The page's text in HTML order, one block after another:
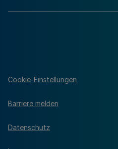
Cookie-Einstellungen
Barriere melden
Datenschutz